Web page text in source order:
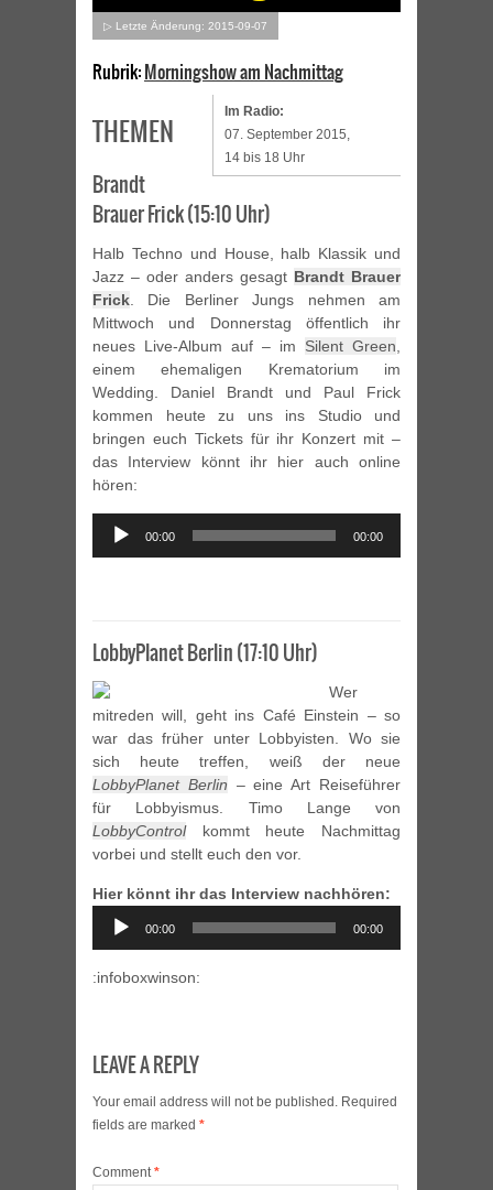
▷ Letzte Änderung: 2015-09-07
Rubrik:Morningshow am Nachmittag
Im Radio:
07. September 2015,
14 bis 18 Uhr
THEMEN
Brandt
Brauer Frick (15:10 Uhr)
Halb Techno und House, halb Klassik und
Jazz – oder anders gesagt Brandt Brauer
Frick. Die Berliner Jungs nehmen am
Mittwoch und Donnerstag öffentlich ihr
neues Live-Album auf – im Silent Green,
einem ehemaligen Krematorium im
Wedding. Daniel Brandt und Paul Frick
kommen heute zu uns ins Studio und
bringen euch Tickets für ihr Konzert mit –
das Interview könnt ihr hier auch online
hören:
Audio
Player
00:00 00:00
LobbyPlanet Berlin (17:10 Uhr)
Wer
mitreden will, geht ins Café Einstein – so
war das früher unter Lobbyisten. Wo sie
sich heute treffen, weiß der neue
LobbyPlanet Berlin – eine Art Reiseführer
für Lobbyismus. Timo Lange von
LobbyControlkommt heute Nachmittag
vorbei und stellt euch den vor.
Hier könnt ihr das Interview nachhören:
Audio
Player
00:00 00:00
:infoboxwinson:
LEAVE A REPLY
Your email address will not be published. Required
fields are marked *
Comment*